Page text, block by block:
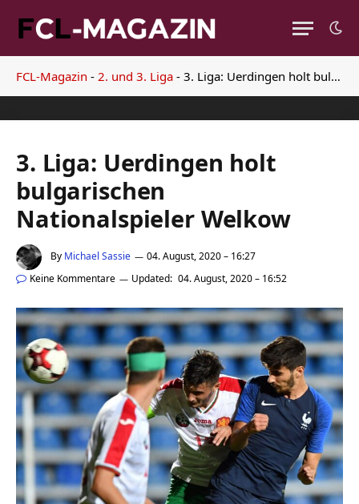
FCL-Magazin - 2. und 3. Liga - 3. Liga: Uerdingen holt bulgarischen Nationalspieler Welkow
3. Liga: Uerdingen holt
bulgarischen
Nationalspieler Welkow
By Michael Sassie
04. August, 2020 – 16:27
Keine Kommentare
Updated: 04. August, 2020 – 16:52